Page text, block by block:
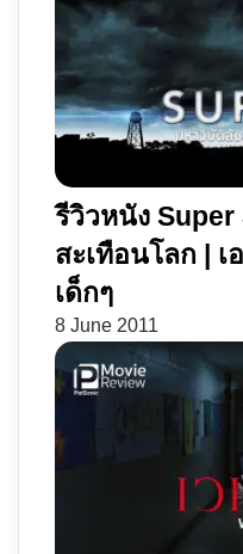
สัก
รีวิวหนัง
สะเทือนโลก | เ
เด็กๆ
8 June 2011